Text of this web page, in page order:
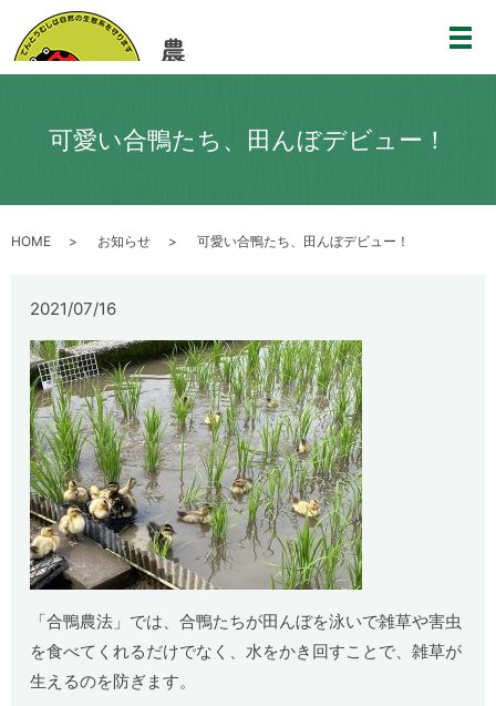
メ
可愛い合鴨たち、田んぼデビュー！
HOME お知らせ 可愛い合鴨たち、田んぼデビュー！
2021/07/16
「合鴨農法」では、合鴨たちが田んぼを泳いで雑草や害虫
を食べてくれるだけでなく、水をかき回すことで、雑草が
生えるのを防ぎます。